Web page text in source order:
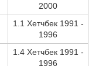
2000
1.1 Хетчбек 1991 -
1996
1.4 Хетчбек 1991 -
1996